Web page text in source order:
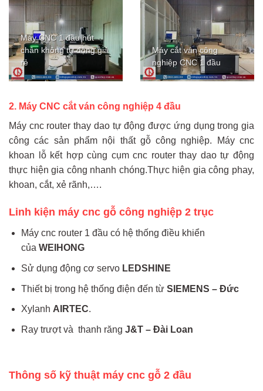
Máy CNC 1 đầu hút
chân không tự động giá
rẻ
Máy cắt ván công
nghiệp CNC 1 đầu
2. Máy CNC cắt ván công nghiệp 4 đầu
Máy cnc router thay dao tự động được ứng dụng trong gia
công các sản phẩm nội thất gỗ công nghiệp. Máy cnc
khoan lỗ kết hợp cùng cụm cnc router thay dao tự động
thực hiện gia công nhanh chóng.Thực hiện gia công phay,
khoan, cắt, xẻ rãnh,….
Linh kiện máy cnc gỗ công nghiệp 2 trục
Máy cnc router 1 đầu có hệ thống điều khiển
của WEIHONG
Sử dụng động cơ servo LEDSHINE
Thiết bị trong hệ thống điện đến từ SIEMENS – Đức
Xylanh AIRTEC.
Ray trượt và thanh răng J&T – Đài Loan
Thông số kỹ thuật máy cnc gỗ 2 đầu